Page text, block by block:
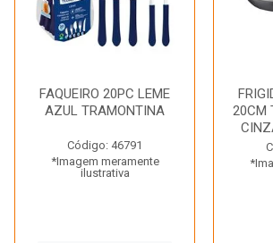
FAQUEIRO 20PC LEME
AZUL TRAMONTINA
Código: 46791
*Imagem meramente
ilustrativa
20CM